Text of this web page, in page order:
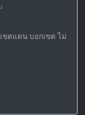
ขตแดน บอกเขต ไม่